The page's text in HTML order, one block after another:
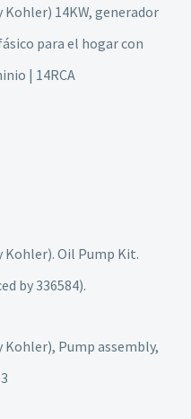
14KW, generador
para el hogar con
| 14RCA
Oil Pump Kit.
by 336584).
Pump assembly,